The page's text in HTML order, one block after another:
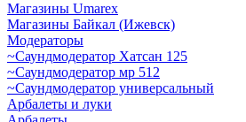
Магазины Umarex
Магазины Байкал (Ижевск)
Модераторы
~Cаундмодератор Хатсан 125
~Саундмодератор мр 512
~Саундмодератор универсальный
Арбалеты и луки